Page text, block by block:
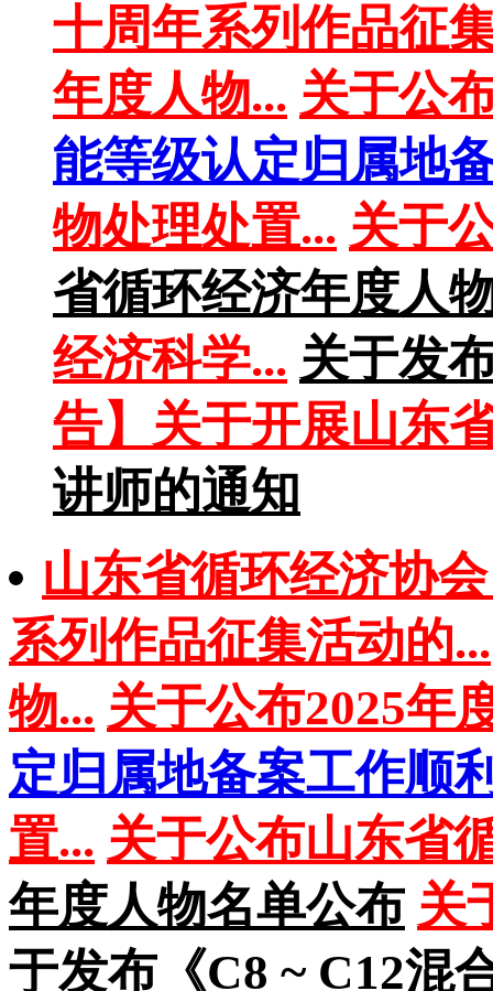
十周年系列作品征
年度人物... 关于公
能等级认定归属地
物处理处置... 关于
省循环经济年度人
经济科学... 关于发
告】关于开展山东
讲师的通知
山东省循环经济协
系列作品征集活动的...
物... 关于公布2025年
定归属地备案工作顺
置... 关于公布山东省
年度人物名单公布 关
于发布《C8 ~ C12混